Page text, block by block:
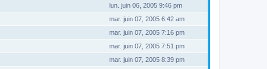
lun. juin 06, 2005 9:46 pm
mar. juin 07, 2005 6:42 am
mar. juin 07, 2005 7:16 pm
mar. juin 07, 2005 7:51 pm
mar. juin 07, 2005 8:39 pm